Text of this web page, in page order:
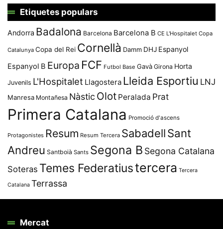
Etiquetes populars
Andorra Badalona Barcelona Barcelona B CE L'Hospitalet Copa
Catalunya Copa del Rei Cornellà Damm DHJ Espanyol
Espanyol B Europa FCF Futbol Base Gavà Girona Horta
Juvenils L'Hospitalet Llagostera Lleida Esportiu LNJ
Manresa Montañesa Nàstic Olot Peralada Prat
Primera Catalana Promoció d'ascens
Protagonistes Resum Resum Tercera SabadellSant
Andreu Santboià Sants Segona B Segona Catalana
Soteras Temes Federatiustercera Tercera
Catalana Terrassa
Mercat